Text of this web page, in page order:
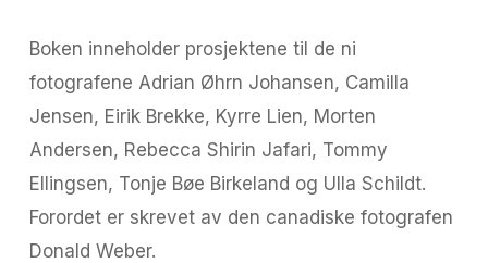
Boken inneholder prosjektene til de ni
fotografene Adrian Øhrn Johansen, Camilla
Jensen, Eirik Brekke, Kyrre Lien, Morten
Andersen, Rebecca Shirin Jafari, Tommy
Ellingsen, Tonje Bøe Birkeland og Ulla Schildt.
Forordet er skrevet av den canadiske fotografen
Donald Weber.